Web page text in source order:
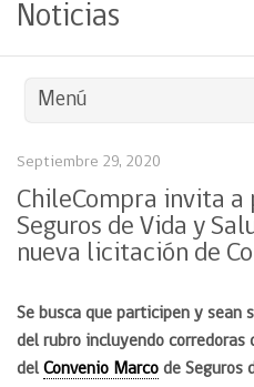
Noticias
Menú
Septiembre 29, 2020
ChileCompra invita a
Seguros de Vida y
nueva licitación de
Se busca que participen y sean
del rubro incluyendo
del Convenio Marco de Seguros